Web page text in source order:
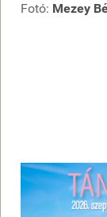
Fotó: Mezey